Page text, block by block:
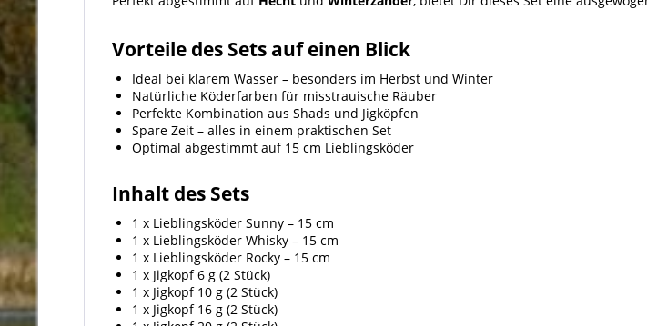
Vorteile des Sets auf einen Blick
Ideal bei klarem Wasser – besonders im Herbst und Winter
Natürliche Köderfarben für misstrauische Räuber
Perfekte Kombination aus Shads und Jigköpfen
Spare Zeit – alles in einem praktischen Set
Optimal abgestimmt auf 15 cm Lieblingsköder
Inhalt des Sets
1 x Lieblingsköder Sunny – 15 cm
1 x Lieblingsköder Whisky – 15 cm
1 x Lieblingsköder Rocky – 15 cm
1 x Jigkopf 6 g (2 Stück)
1 x Jigkopf 10 g (2 Stück)
1 x Jigkopf 16 g (2 Stück)